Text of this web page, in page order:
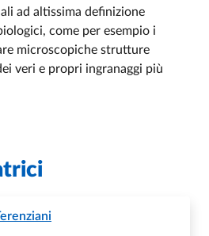
ad altissima definizione
come per esempio i
microscopiche strutture
veri e propri ingranaggi più